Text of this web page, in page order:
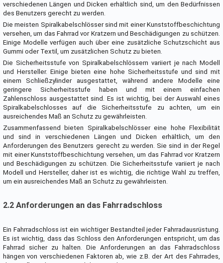
verschiedenen Längen und Dicken erhältlich sind, um den Bedürfnissen
des Benutzers gerecht zu werden.
Die meisten Spiralkabelschlösser sind mit einer Kunststoffbeschichtung
versehen, um das Fahrrad vor Kratzern und Beschädigungen zu schützen.
Einige Modelle verfügen auch über eine zusätzliche Schutzschicht aus
Gummi oder Textil, um zusätzlichen Schutz zu bieten.
Die Sicherheitsstufe von Spiralkabelschlössern variiert je nach Modell
und Hersteller. Einige bieten eine hohe Sicherheitsstufe und sind mit
einem Schließzylinder ausgestattet, während andere Modelle eine
geringere Sicherheitsstufe haben und mit einem einfachen
Zahlenschloss ausgestattet sind. Es ist wichtig, bei der Auswahl eines
Spiralkabelschlosses auf die Sicherheitsstufe zu achten, um ein
ausreichendes Maß an Schutz zu gewährleisten.
Zusammenfassend bieten Spiralkabelschlösser eine hohe Flexibilität
und sind in verschiedenen Längen und Dicken erhältlich, um den
Anforderungen des Benutzers gerecht zu werden. Sie sind in der Regel
mit einer Kunststoffbeschichtung versehen, um das Fahrrad vor Kratzern
und Beschädigungen zu schützen. Die Sicherheitsstufe variiert je nach
Modell und Hersteller, daher ist es wichtig, die richtige Wahl zu treffen,
um ein ausreichendes Maß an Schutz zu gewährleisten.
2.2 Anforderungen an das Fahrradschloss
Ein Fahrradschloss ist ein wichtiger Bestandteil jeder Fahrradausrüstung.
Es ist wichtig, dass das Schloss den Anforderungen entspricht, um das
Fahrrad sicher zu halten. Die Anforderungen an das Fahrradschloss
hängen von verschiedenen Faktoren ab, wie z.B. der Art des Fahrrades,